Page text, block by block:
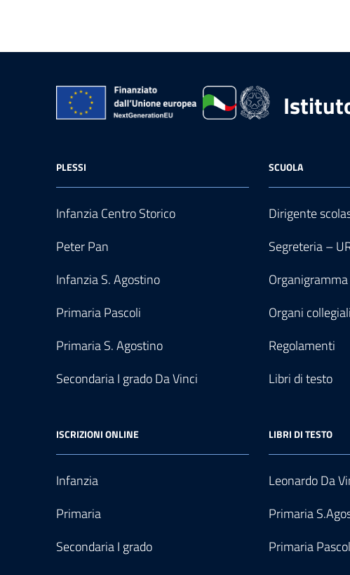
PLESSI
Infanzia Centro Storico
Peter Pan
Infanzia S. Agostino
Primaria Pascoli
Primaria S. Agostino
Secondaria I grado Da Vinci
SCUOLA
Dirigente
Segreteria –
Organigramma
Organi collegiali
Regolamenti
Libri di testo
ISCRIZIONI ONLINE
Infanzia
Primaria
Secondaria I grado
LIBRI DI TESTO
Leonardo Da
Primaria
Primaria